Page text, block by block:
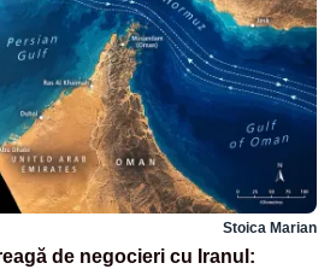
Stoica Marian
de negocieri cu Iranul: